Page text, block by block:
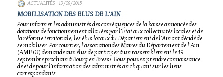
ACTUALITÉS- 13/09/2015
MOBILISATION DES ELUS DE L'AIN
Pour informer les administrés des conséquences de la baisse annoncée des
dotations de fonctionnement allouées par l’État aux collectivités locales et de
la réforme territoriale, les élus locaux du Département de l'Ain ont décidé de
se mobiliser. Par courrier, l'association des Maires du Département de l'Ain
(AMF 01) demande aux élus de participer à un rassemblement le 19
septembre prochain à Bourg en Bresse. Vous pouvez prendre connaissance
de et de pour l'information des administrés an cliquant sur les liens
correspondants..